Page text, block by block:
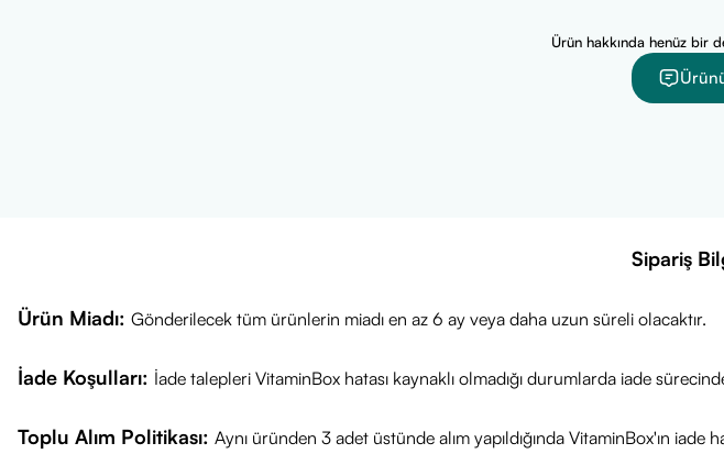
Ürün hakkında henüz bir
Sipariş
Ürün Miadı: Gönderilecek tüm ürünlerin miadı en az 6 ay veya daha uzun süreli olacaktır.
İade Koşulları: İade talepleri VitaminBox hatası kaynaklı olmadığı durumlarda iade
Toplu Alım Politikası: Aynı üründen 3 adet üstünde alım yapıldığında VitaminBox'ın iade